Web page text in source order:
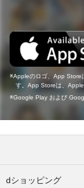
Appleのロゴ、App Store
す。App Storeは、Apple
Google Play および
dショッピング